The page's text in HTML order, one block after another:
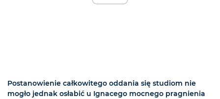
Postanowienie całkowitego oddania się studiom nie
mogło jednak osłabić u Ignacego mocnego pragnienia